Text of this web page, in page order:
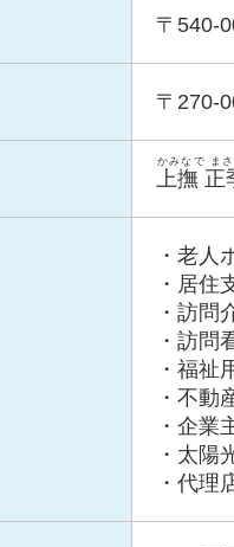
〒540-
〒270-
上撫 正
かみなで まさ
・老人
・居住
・訪問
・訪問
・福祉
・不動
・企業
・太陽
・代理